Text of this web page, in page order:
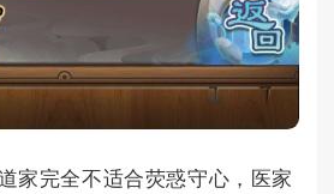
家完全不适合荧惑守心，医家